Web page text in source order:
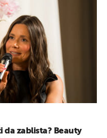
da zablista? Beauty